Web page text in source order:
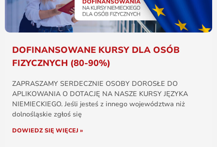
DOFINANSOWANE KURSY DLA OSÓB
FIZYCZNYCH (80-90%)
ZAPRASZAMY SERDECZNIE OSOBY DOROSŁE DO
APLIKOWANIA O DOTACJĘ NA NASZE KURSY JĘZYKA
NIEMIECKIEGO. Jeśli jesteś z innego województwa niż
dolnośląskie zgłoś się
DOWIEDZ SIĘ WIĘCEJ »